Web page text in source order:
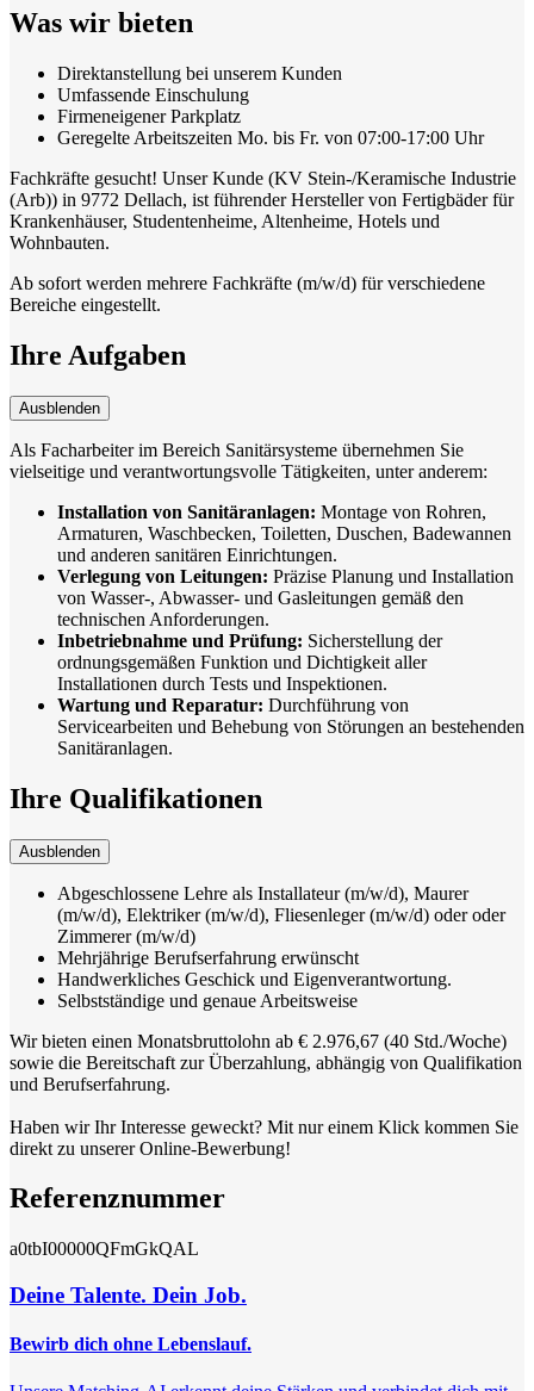
Was wir bieten
Direktanstellung bei unserem Kunden
Umfassende Einschulung
Firmeneigener Parkplatz
Geregelte Arbeitszeiten Mo. bis Fr. von 07:00-17:00 Uhr
Fachkräfte gesucht! Unser Kunde (KV Stein-/Keramische Industrie
(Arb)) in 9772 Dellach, ist führender Hersteller von Fertigbäder für
Krankenhäuser, Studentenheime, Altenheime, Hotels und
Wohnbauten.
Ab sofort werden mehrere Fachkräfte (m/w/d) für verschiedene
Bereiche eingestellt.
Ihre Aufgaben
Ausblenden
Als Facharbeiter im Bereich Sanitärsysteme übernehmen Sie
vielseitige und verantwortungsvolle Tätigkeiten, unter anderem:
Installation von Sanitäranlagen: Montage von Rohren,
Armaturen, Waschbecken, Toiletten, Duschen, Badewannen
und anderen sanitären Einrichtungen.
Verlegung von Leitungen: Präzise Planung und Installation
von Wasser-, Abwasser- und Gasleitungen gemäß den
technischen Anforderungen.
Inbetriebnahme und Prüfung: Sicherstellung der
ordnungsgemäßen Funktion und Dichtigkeit aller
Installationen durch Tests und Inspektionen.
Wartung und Reparatur: Durchführung von
Servicearbeiten und Behebung von Störungen an bestehenden
Sanitäranlagen.
Ihre Qualifikationen
Ausblenden
Abgeschlossene Lehre als Installateur (m/w/d), Maurer
(m/w/d), Elektriker (m/w/d), Fliesenleger (m/w/d) oder oder
Zimmerer (m/w/d)
Mehrjährige Berufserfahrung erwünscht
Handwerkliches Geschick und Eigenverantwortung.
Selbstständige und genaue Arbeitsweise
Wir bieten einen Monatsbruttolohn ab € 2.976,67 (40 Std./Woche)
sowie die Bereitschaft zur Überzahlung, abhängig von Qualifikation
und Berufserfahrung.
Haben wir Ihr Interesse geweckt? Mit nur einem Klick kommen Sie
direkt zu unserer Online-Bewerbung!
Referenznummer
a0tbI00000QFmGkQAL
Deine Talente. Dein Job.
Bewirb dich ohne Lebenslauf.